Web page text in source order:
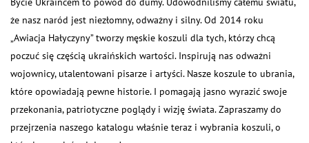
że nasz naród jest niezłomny, odważny i silny. Od 2014 roku
„Awiacja Hałyczyny” tworzy męskie koszuli dla tych, którzy chcą
poczuć się częścią ukraińskich wartości. Inspirują nas odważni
wojownicy, utalentowani pisarze i artyści. Nasze koszule to ubrania,
które opowiadają pewne historie. I pomagają jasno wyrazić swoje
przekonania, patriotyczne poglądy i wizję świata. Zapraszamy do
przejrzenia naszego katalogu właśnie teraz i wybrania koszuli, o